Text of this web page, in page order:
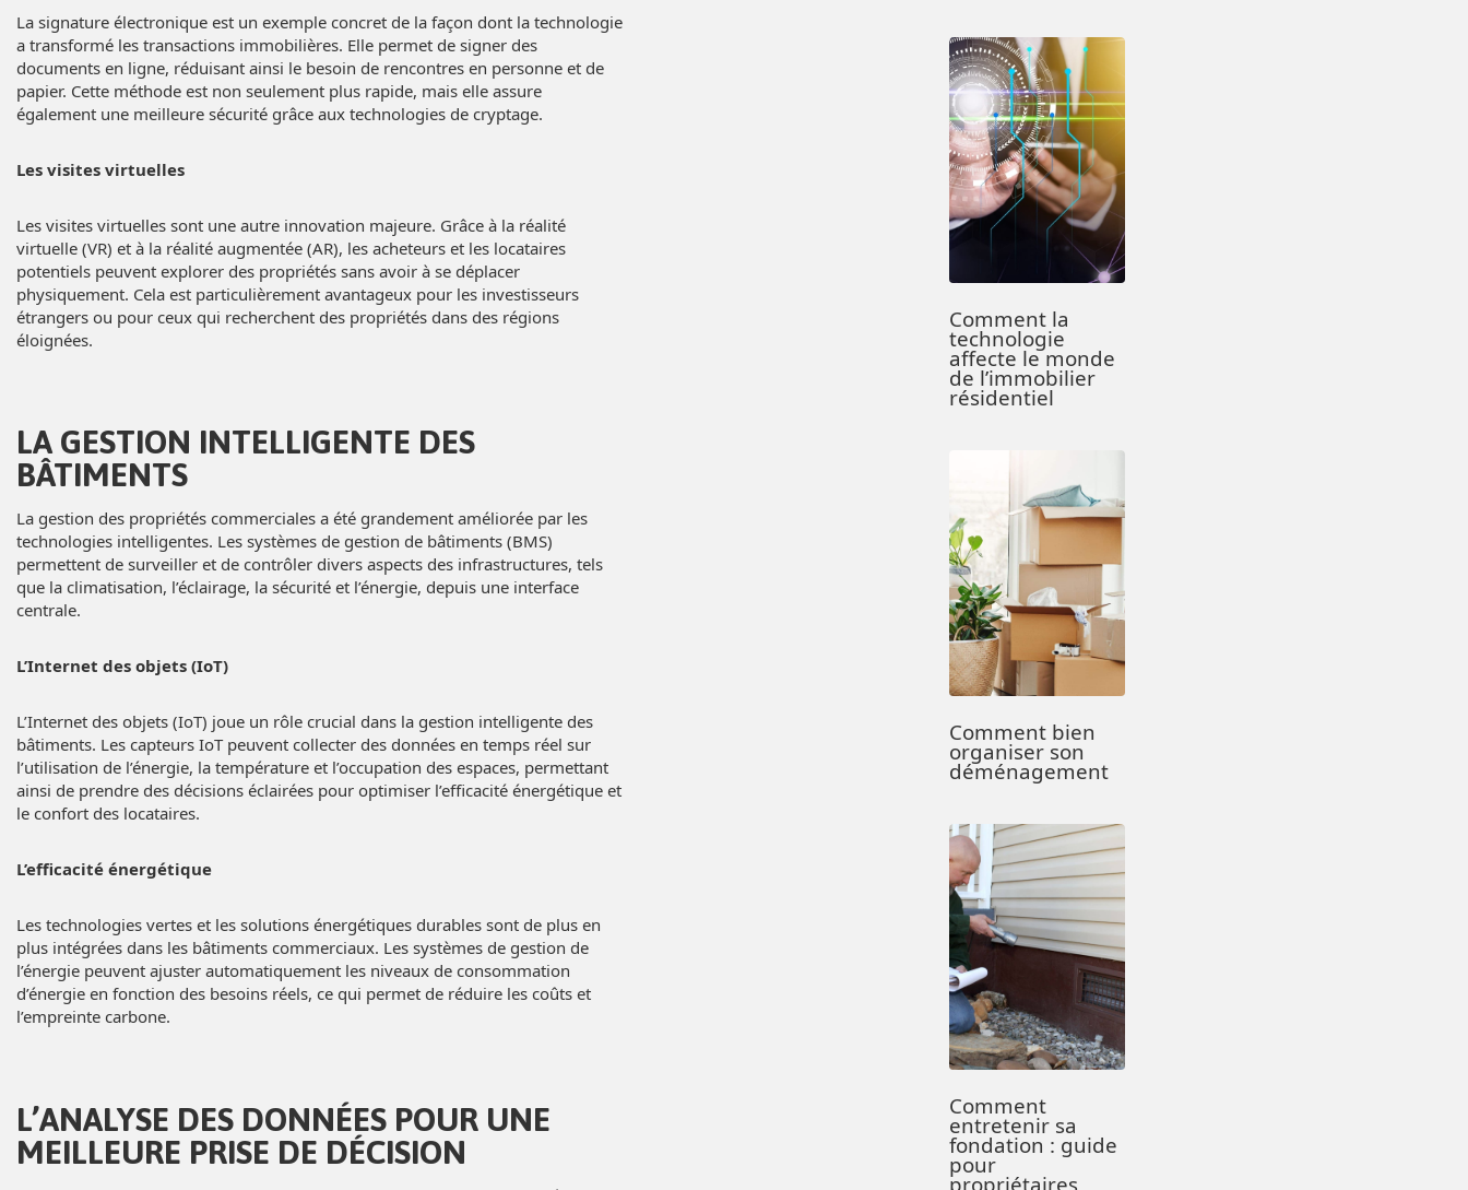
La signature électronique est un exemple concret de la façon dont la technologie
a transformé les transactions immobilières. Elle permet de signer des
documents en ligne, réduisant ainsi le besoin de rencontres en personne et de
papier. Cette méthode est non seulement plus rapide, mais elle assure
également une meilleure sécurité grâce aux technologies de cryptage.
Les visites virtuelles
Les visites virtuelles sont une autre innovation majeure. Grâce à la réalité
virtuelle (VR) et à la réalité augmentée (AR), les acheteurs et les locataires
potentiels peuvent explorer des propriétés sans avoir à se déplacer
physiquement. Cela est particulièrement avantageux pour les investisseurs
étrangers ou pour ceux qui recherchent des propriétés dans des régions
éloignées.
LA GESTION INTELLIGENTE DES
BÂTIMENTS
La gestion des propriétés commerciales a été grandement améliorée par les
technologies intelligentes. Les systèmes de gestion de bâtiments (BMS)
permettent de surveiller et de contrôler divers aspects des infrastructures, tels
que la climatisation, l’éclairage, la sécurité et l’énergie, depuis une interface
centrale.
L’Internet des objets (IoT)
L’Internet des objets (IoT) joue un rôle crucial dans la gestion intelligente des
bâtiments. Les capteurs IoT peuvent collecter des données en temps réel sur
l’utilisation de l’énergie, la température et l’occupation des espaces, permettant
ainsi de prendre des décisions éclairées pour optimiser l’efficacité énergétique et
le confort des locataires.
L’efficacité énergétique
Les technologies vertes et les solutions énergétiques durables sont de plus en
plus intégrées dans les bâtiments commerciaux. Les systèmes de gestion de
l’énergie peuvent ajuster automatiquement les niveaux de consommation
d’énergie en fonction des besoins réels, ce qui permet de réduire les coûts et
l’empreinte carbone.
L’ANALYSE DES DONNÉES POUR UNE
MEILLEURE PRISE DE DÉCISION
Comment la
technologie
affecte le monde
de l’immobilier
résidentiel
Comment bien
organiser son
déménagement
Comment
entretenir sa
fondation : guide
pour
propriétaires